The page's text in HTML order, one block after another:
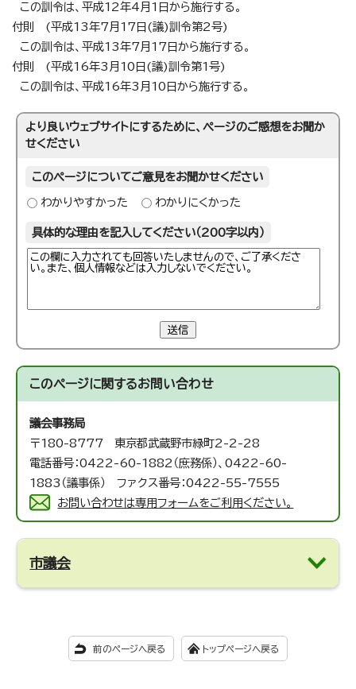
この訓令は、平成12年4月1日から施行する。
付則 (平成13年7月17日(議)訓令第2号)
この訓令は、平成13年7月17日から施行する。
付則 (平成16年3月10日(議)訓令第1号)
この訓令は、平成16年3月10日から施行する。
より良いウェブサイトにするために、ページのご感想をお聞か
せください
このページについてご意見をお聞かせください
わかりやすかった わかりにくかった
具体的な理由を記入してください（200字以内）
送信
このページに関するお問い合わせ
議会事務局
〒180-8777 東京都武蔵野市緑町2-2-28
電話番号：0422-60-1882（庶務係）、0422-60-
1883（議事係） ファクス番号：0422-55-7555
お問い合わせは専用フォームをご利用ください。
市議会
前のページへ戻る トップページへ戻る